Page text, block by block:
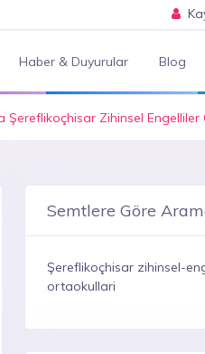
Haber & Duyurular Blog
Şereflikoçhisar Zihinsel Engelliler
Semtlere Göre
Şereflikoçhisar zihinsel-
ortaokullari